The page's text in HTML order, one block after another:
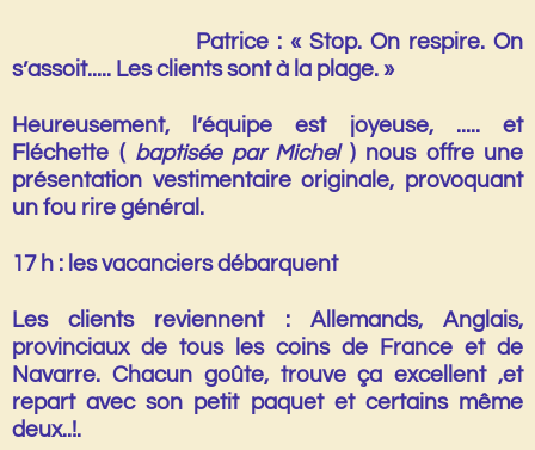
Patrice : « Stop. On respire. On
s’assoit..... Les clients sont à la plage. »
Heureusement, l’équipe est joyeuse, ..... et
Fléchette ( baptisée par Michel )nous offre une
présentation vestimentaire originale, provoquant
un fou rire général.
17 h : les vacanciers débarquent
Les clients reviennent : Allemands, Anglais,
provinciaux de tous les coins de France et de
Navarre. Chacun goûte, trouve ça excellent ,et
repart avec son petit paquet et certains même
deux..!.